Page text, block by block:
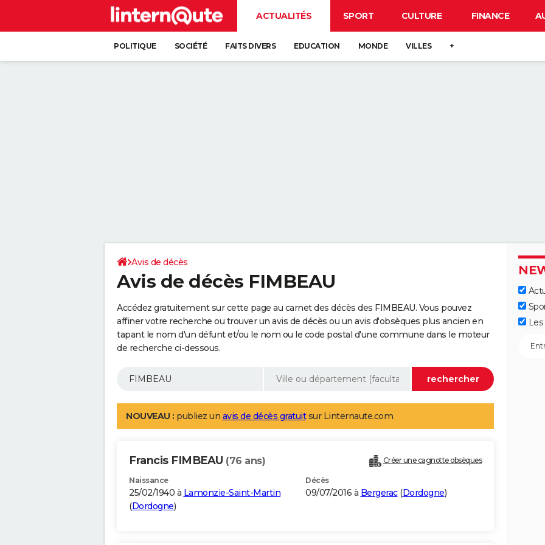
ACTUALITÉS SPORT CULTURE FINANCE
POLITIQUE SOCIÉTÉ FAITS DIVERS EDUCATION MONDE VILLES +
Avis de décès
Avis de décès FIMBEAU
Accédez gratuitement sur cette page au carnet des décès des FIMBEAU. Vous pouvez
affiner votre recherche ou trouver un avis de décès ou un avis d'obsèques plus ancien en
tapant le nom d'un défunt et/ou le nom ou le code postal d'une commune dans le moteur
de recherche ci-dessous.
NOUVEAU : publiez un avis de décès gratuitsur Linternaute.com
Francis FIMBEAU (76 ans) Créer une cagnotte obsèques
Naissance
25/02/1940 à Lamonzie-Saint-Martin
(Dordogne)
Décès
09/07/2016 à Bergerac(Dordogne)